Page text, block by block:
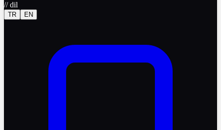
//dil
TR EN